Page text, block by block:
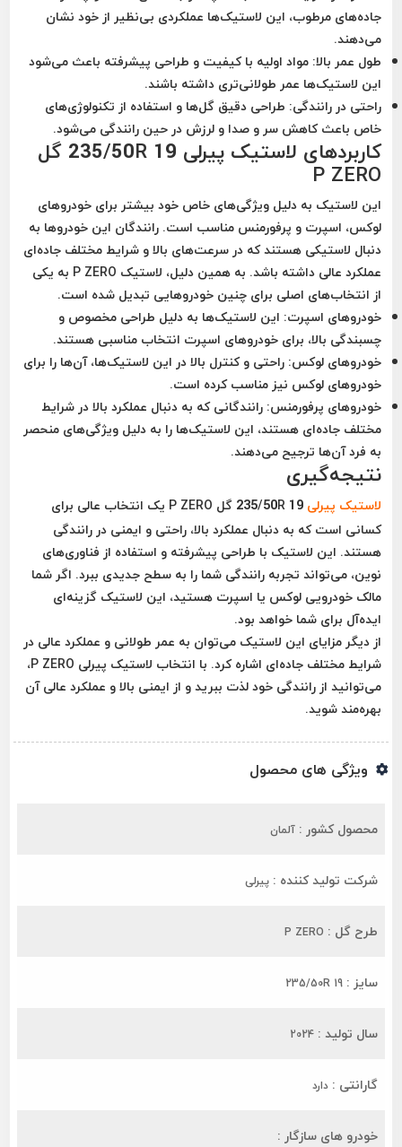
جاده‌های مرطوب، این لاستیک‌ها عملکردی بی‌نظیر از خود نشان
می‌دهند.
طول عمر بالا: مواد اولیه با کیفیت و طراحی پیشرفته باعث می‌شود
این لاستیک‌ها عمر طولانی‌تری داشته باشند.
راحتی در رانندگی: طراحی دقیق گل‌ها و استفاده از تکنولوژی‌های
خاص باعث کاهش سر و صدا و لرزش در حین رانندگی می‌شود.
کاربردهای لاستیک پیرلی 235/50R 19 گل
P ZERO
این لاستیک به دلیل ویژگی‌های خاص خود بیشتر برای خودروهای
لوکس، اسپرت و پرفورمنس مناسب است. رانندگان این خودروها به
دنبال لاستیکی هستند که در سرعت‌های بالا و شرایط مختلف جاده‌ای
عملکرد عالی داشته باشد. به همین دلیل، لاستیک P ZERO به یکی
از انتخاب‌های اصلی برای چنین خودروهایی تبدیل شده است.
خودروهای اسپرت: این لاستیک‌ها به دلیل طراحی مخصوص و
چسبندگی بالا، برای خودروهای اسپرت انتخاب مناسبی هستند.
خودروهای لوکس: راحتی و کنترل بالا در این لاستیک‌ها، آن‌ها را برای
خودروهای لوکس نیز مناسب کرده است.
خودروهای پرفورمنس: رانندگانی که به دنبال عملکرد بالا در شرایط
مختلف جاده‌ای هستند، این لاستیک‌ها را به دلیل ویژگی‌های منحصر
به فرد آن‌ها ترجیح می‌دهند.
نتیجه‌گیری
لاستیک پیرلی
235/50R 19 گل P ZERO یک انتخاب عالی برای
کسانی است که به دنبال عملکرد بالا، راحتی و ایمنی در رانندگی
هستند. این لاستیک با طراحی پیشرفته و استفاده از فناوری‌های
نوین، می‌تواند تجربه رانندگی شما را به سطح جدیدی ببرد. اگر شما
مالک خودرویی لوکس یا اسپرت هستید، این لاستیک گزینه‌ای
ایده‌آل برای شما خواهد بود.
از دیگر مزایای این لاستیک می‌توان به عمر طولانی و عملکرد عالی در
شرایط مختلف جاده‌ای اشاره کرد. با انتخاب لاستیک پیرلی P ZERO،
می‌توانید از رانندگی خود لذت ببرید و از ایمنی بالا و عملکرد عالی آن
بهره‌مند شوید.
ویژگی های محصول
محصول کشور : آلمان
شرکت تولید کننده : پیرلی
طرح گل : P ZERO
سایز : 235/50R 19
سال تولید : 2024
گارانتی : دارد
خودرو های سازگار :